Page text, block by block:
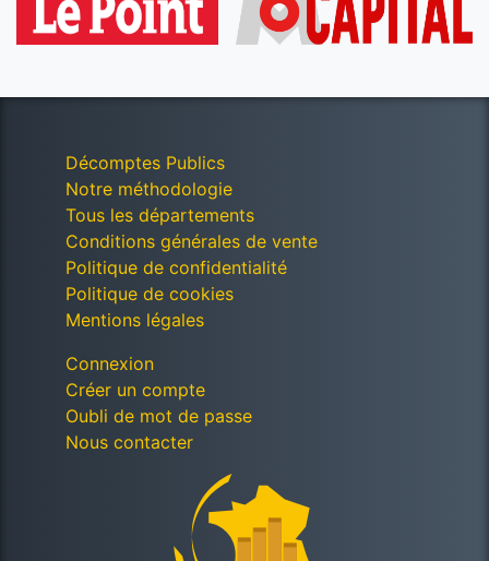
Décomptes Publics
Notre méthodologie
Tous les départements
Conditions générales de vente
Politique de confidentialité
Politique de cookies
Mentions légales
Connexion
Créer un compte
Oubli de mot de passe
Nous contacter